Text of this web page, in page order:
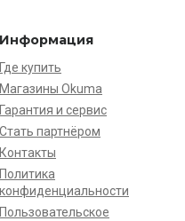
Информация
Где купить
Магазины Okuma
Гарантия и сервис
Стать партнёром
Контакты
Политика
конфиденциальности
Пользовательское